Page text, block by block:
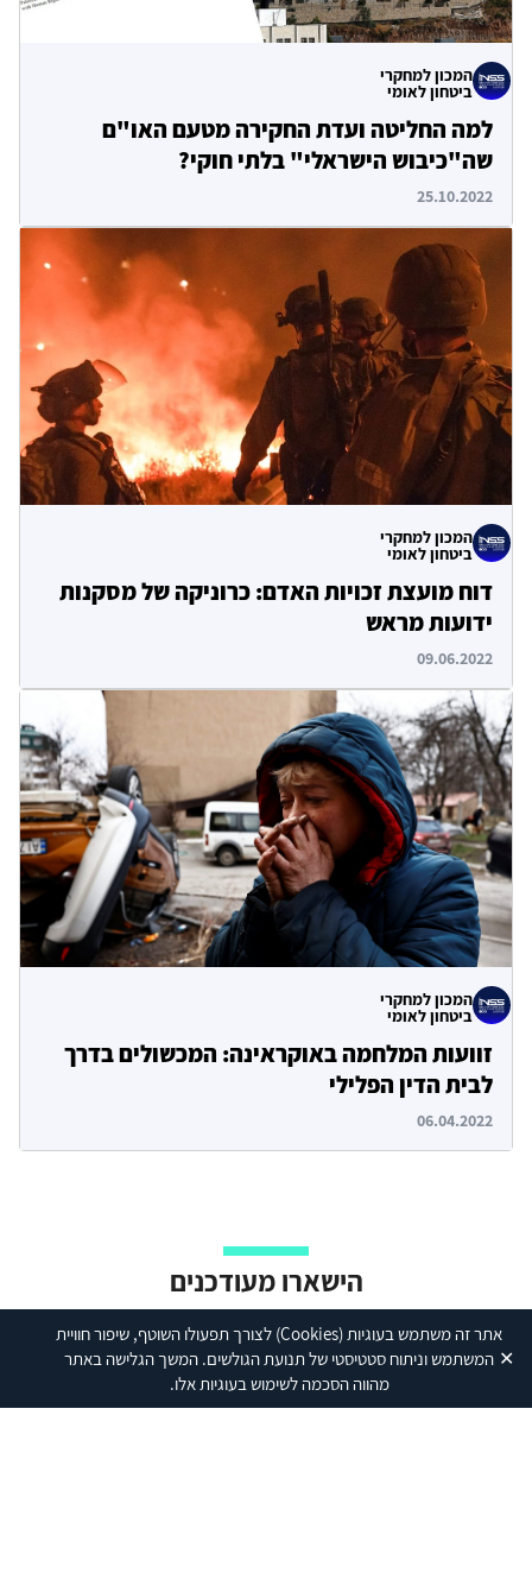
אתר זה משתמש בעוגיות(Cookies) לצורך תפעולו השוטף, שיפור חוויית
המשתמש וניתוח סטטיסטי של תנועת הגולשים. המשך הגלישה באתר
מהווה הסכמה לשימוש בעוגיות אלו.
✕
המכון למחקרי
ביטחון לאומי
למה החליטה ועדת החקירה מטעם האו"ם
שה"כיבוש הישראלי" בלתי חוקי?
25.10.2022
המכון למחקרי
ביטחון לאומי
דוח מועצת זכויות האדם: כרוניקה של מסקנות
ידועות מראש
09.06.2022
המכון למחקרי
ביטחון לאומי
זוועות המלחמה באוקראינה: המכשולים בדרך
לבית הדין הפלילי
06.04.2022
הישארו מעודכנים